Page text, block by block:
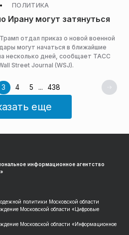
ПОЛИТИКА
Ирану могут затянуться
отдал приказ о новой военной
могут начаться в ближайшие
несколько дней, сообщает ТАСС
Street Journal (WSJ).
3 4 5 ... 438
еще
информационное агентство
политики Московской области
Московской области «Цифровые
Московской области «Информационное